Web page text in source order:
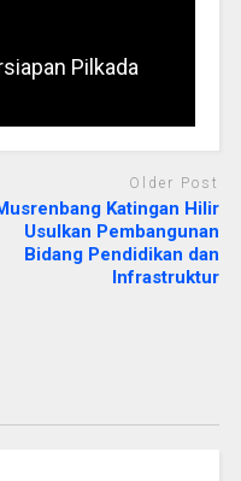
Pilkada
Older Post
Katingan Hilir
Usulkan Pembangunan
Bidang Pendidikan dan
Infrastruktur